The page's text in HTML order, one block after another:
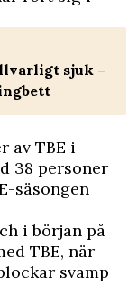
sjuk –
av TBE i
38 personer
säsongen
i början på
TBE, när
svamp